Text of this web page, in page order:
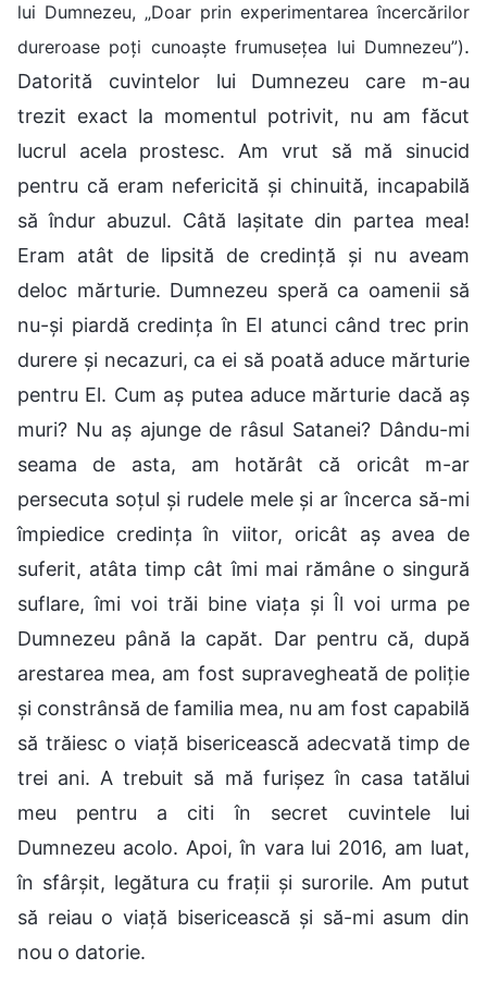
lui Dumnezeu, „Doar prin experimentarea încercărilor
dureroase poți cunoaște frumusețea lui Dumnezeu”).
Datorită cuvintelor lui Dumnezeu care m-au
trezit exact la momentul potrivit, nu am făcut
lucrul acela prostesc. Am vrut să mă sinucid
pentru că eram nefericită și chinuită, incapabilă
să îndur abuzul. Câtă lașitate din partea mea!
Eram atât de lipsită de credință și nu aveam
deloc mărturie. Dumnezeu speră ca oamenii să
nu-și piardă credința în El atunci când trec prin
durere și necazuri, ca ei să poată aduce mărturie
pentru El. Cum aș putea aduce mărturie dacă aș
muri? Nu aș ajunge de râsul Satanei? Dându-mi
seama de asta, am hotărât că oricât m-ar
persecuta soțul și rudele mele și ar încerca să-mi
împiedice credința în viitor, oricât aș avea de
suferit, atâta timp cât îmi mai rămâne o singură
suflare, îmi voi trăi bine viața și Îl voi urma pe
Dumnezeu până la capăt. Dar pentru că, după
arestarea mea, am fost supravegheată de poliție
și constrânsă de familia mea, nu am fost capabilă
să trăiesc o viață bisericească adecvată timp de
trei ani. A trebuit să mă furișez în casa tatălui
meu pentru a citi în secret cuvintele lui
Dumnezeu acolo. Apoi, în vara lui 2016, am luat,
în sfârșit, legătura cu frații și surorile. Am putut
să reiau o viață bisericească și să-mi asum din
nou o datorie.